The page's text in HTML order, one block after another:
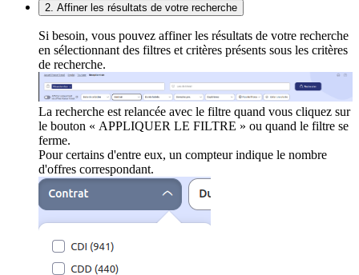
2. Affiner les résultats de votre recherche
Si besoin, vous pouvez affiner les résultats de votre recherche
en sélectionnant des filtres et critères présents sous les critères
de recherche.
La recherche est relancée avec le filtre quand vous cliquez sur
le bouton « APPLIQUER LE FILTRE » ou quand le filtre se
ferme.
Pour certains d'entre eux, un compteur indique le nombre
d'offres correspondant.